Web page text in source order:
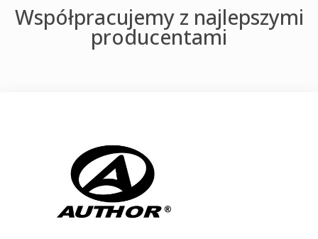
Współpracujemy z najlepszymi
producentami